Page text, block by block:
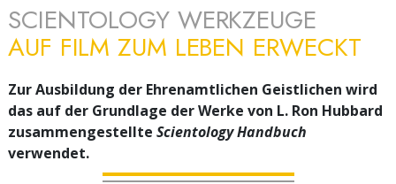
SCIENTOLOGY WERKZEUGE
AUF FILM ZUM LEBEN ERWECKT
Zur Ausbildung der Ehrenamtlichen Geistlichen wird
das auf der Grundlage der Werke von L. Ron Hubbard
zusammengestellte Scientology Handbuch
verwendet.